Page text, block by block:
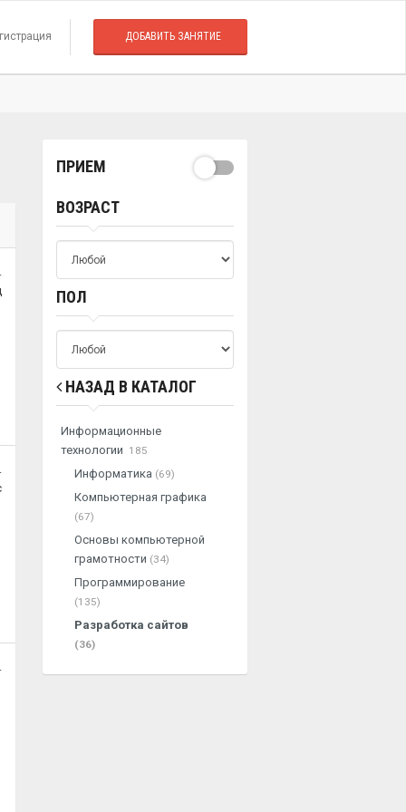
ДОБАВИТЬ ЗАНЯТИЕ
ПРИЕМ
ВОЗРАСТ
ПОЛ
НАЗАД В КАТАЛОГ
Информационные
технологии 185
Информатика (69)
Компьютерная графика
(67)
Основы компьютерной
грамотности (34)
Программирование
(135)
Разработка сайтов
(36)